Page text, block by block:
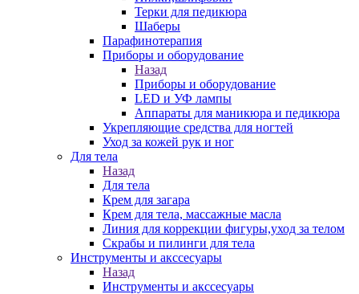
Терки для педикюра
Шаберы
Парафинотерапия
Приборы и оборудование
Назад
Приборы и оборудование
LED и УФ лампы
Аппараты для маникюра и педикюра
Укрепляющие средства для ногтей
Уход за кожей рук и ног
Для тела
Назад
Для тела
Крем для загара
Крем для тела, массажные масла
Линия для коррекции фигуры,уход за телом
Скрабы и пилинги для тела
Инструменты и акссесуары
Назад
Инструменты и акссесуары